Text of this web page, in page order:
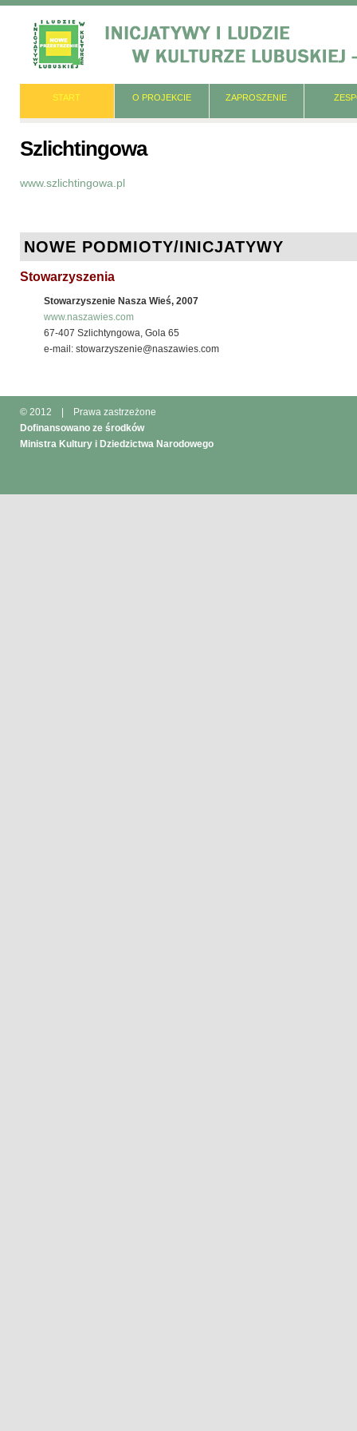
START O PROJEKCIE ZAPROSZENIE
Szlichtingowa
www.szlichtingowa.pl
NOWE PODMIOTY/INICJATYWY
Stowarzyszenia
Stowarzyszenie Nasza Wieś, 2007
www.naszawies.com
67-407 Szlichtyngowa, Gola 65
e-mail: stowarzyszenie@naszawies.com
© 2012
Prawa zastrzeżone
Dofinansowano ze środków
Ministra Kultury i Dziedzictwa Narodowego